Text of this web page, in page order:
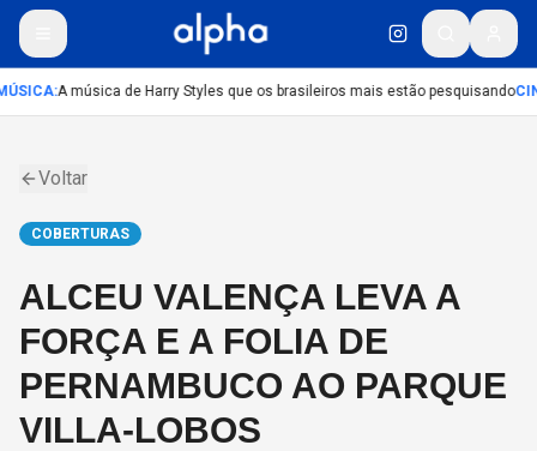
:A música de Harry Styles que os brasileiros mais estão pesquisando
Voltar
COBERTURAS
ALCEU VALENÇA LEVA A
FORÇA E A FOLIA DE
PERNAMBUCO AO PARQUE
VILLA-LOBOS